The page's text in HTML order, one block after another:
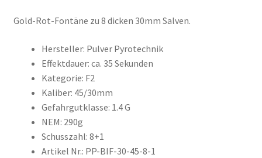
Gold-Rot-Fontäne zu 8 dicken 30mm Salven.
Hersteller: Pulver Pyrotechnik
Effektdauer: ca. 35 Sekunden
Kategorie: F2
Kaliber: 45/30mm
Gefahrgutklasse: 1.4 G
NEM: 290g
Schusszahl: 8+1
Artikel Nr.: PP-BIF-30-45-8-1